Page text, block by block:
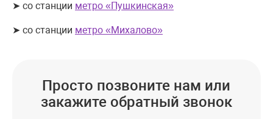
➤ со станции метро «Пушкинская»
➤ со станции метро «Михалово»
Просто позвоните нам или
закажите обратный звонок